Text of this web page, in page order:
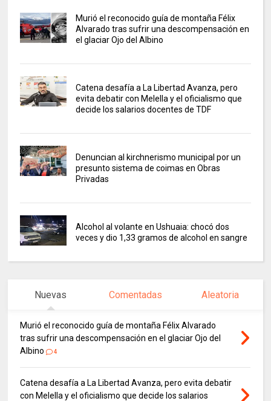
Murió el reconocido guía de montaña Félix
Alvarado tras sufrir una descompensación en
el glaciar Ojo del Albino
Catena desafía a La Libertad Avanza, pero
evita debatir con Melella y el oficialismo que
decide los salarios docentes de TDF
Denuncian al kirchnerismo municipal por un
presunto sistema de coimas en Obras
Privadas
Alcohol al volante en Ushuaia: chocó dos
veces y dio 1,33 gramos de alcohol en sangre
Nuevas Comentadas Aleatoria
Murió el reconocido guía de montaña Félix Alvarado
tras sufrir una descompensación en el glaciar Ojo del
Albino
4
Catena desafía a La Libertad Avanza, pero evita debatir
con Melella y el oficialismo que decide los salarios